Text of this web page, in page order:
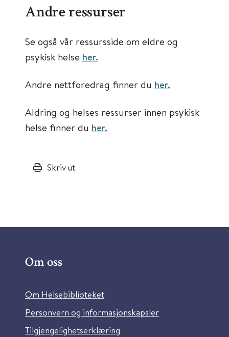
Andre ressurser
Se også vår ressursside om eldre og
psykisk helse her.
Andre nettforedrag finner du her.
Aldring og helses ressurser innen psykisk
helse finner du her.
Skriv ut
Om oss
Om Helsebiblioteket
Personvern og informasjonskapsler
Tilgjengelighetserklæring